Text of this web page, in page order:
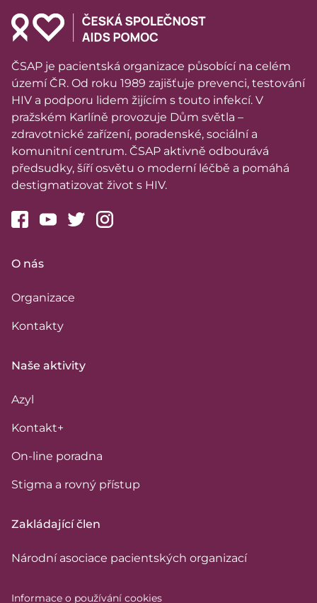
ČSAP je pacientská organizace působící na celém
území ČR. Od roku 1989 zajišťuje prevenci, testování
HIV a podporu lidem žijícím s touto infekcí. V
pražském Karlíně provozuje Dům světla –
zdravotnické zařízení, poradenské, sociální a
komunitní centrum. ČSAP aktivně odbourává
předsudky, šíří osvětu o moderní léčbě a pomáhá
destigmatizovat život s HIV.
O nás
Organizace
Kontakty
Naše aktivity
Azyl
Kontakt+
On-line poradna
Stigma a rovný přístup
Zakládající člen
Národní asociace pacientských organizací
Informace o používání cookies